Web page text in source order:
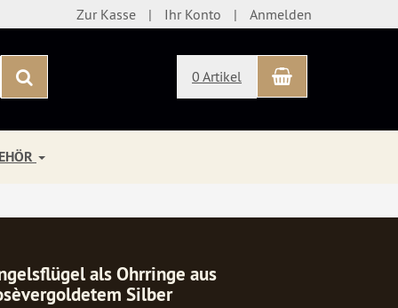
Zur Kasse Ihr Konto Anmelden
0 Artikel Warenkorb
als Ohrringe aus
Silber